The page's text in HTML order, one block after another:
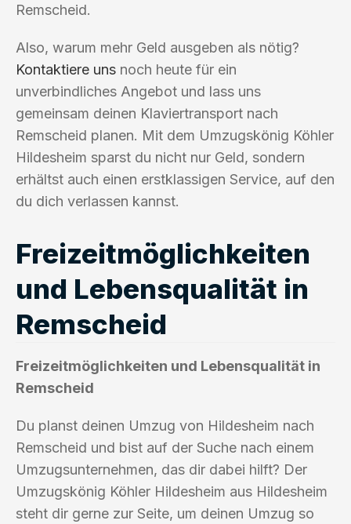
Remscheid.
Also, warum mehr Geld ausgeben als nötig?
Kontaktiere uns noch heute für ein
unverbindliches Angebot und lass uns
gemeinsam deinen Klaviertransport nach
Remscheid planen. Mit dem Umzugskönig Köhler
Hildesheim sparst du nicht nur Geld, sondern
erhältst auch einen erstklassigen Service, auf den
du dich verlassen kannst.
Freizeitmöglichkeiten
und Lebensqualität in
Remscheid
Freizeitmöglichkeiten und Lebensqualität in
Remscheid
Du planst deinen Umzug von Hildesheim nach
Remscheid und bist auf der Suche nach einem
Umzugsunternehmen, das dir dabei hilft? Der
Umzugskönig Köhler Hildesheim aus Hildesheim
steht dir gerne zur Seite, um deinen Umzug so